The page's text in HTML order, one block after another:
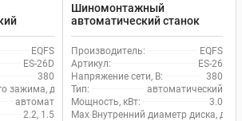
для
EQFS
ES-26D
380
зажима, дюйм: 14-26
автомат
2.2, 1.5
Шиномонтажный
автоматический станок
EQFS ES-26 для грузового
транспорта
Производитель:
EQFS
Артикул:
ES-26
Напряжение сети, В:
380
Тип:
автоматический
Мощность, кВт:
3.0
Max Внутренний диаметр диска,